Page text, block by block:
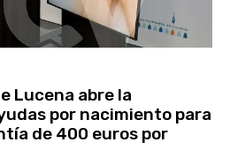
Lucena abre la
por nacimiento para
de 400 euros por